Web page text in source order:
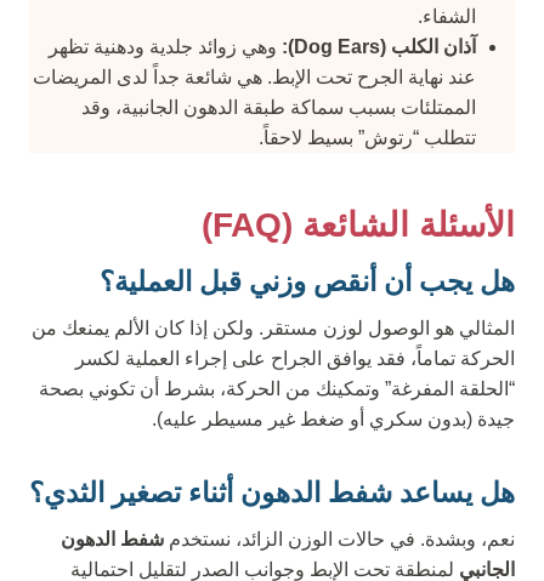
الشفاء.
آذان الكلب (Dog Ears):
وهي زوائد جلدية ودهنية تظهر
عند نهاية الجرح تحت الإبط. هي شائعة جداً لدى المريضات
الممتلئات بسبب سماكة طبقة الدهون الجانبية، وقد
تتطلب “رتوش” بسيط لاحقاً.
الأسئلة الشائعة (FAQ)
هل يجب أن أنقص وزني قبل العملية؟
المثالي هو الوصول لوزن مستقر. ولكن إذا كان الألم يمنعك من
الحركة تماماً، فقد يوافق الجراح على إجراء العملية لكسر
“الحلقة المفرغة” وتمكينك من الحركة، بشرط أن تكوني بصحة
جيدة (بدون سكري أو ضغط غير مسيطر عليه).
هل يساعد شفط الدهون أثناء تصغير الثدي؟
نعم، وبشدة. في حالات الوزن الزائد، نستخدم شفط الدهون
الجانبي لمنطقة تحت الإبط وجوانب الصدر لتقليل احتمالية